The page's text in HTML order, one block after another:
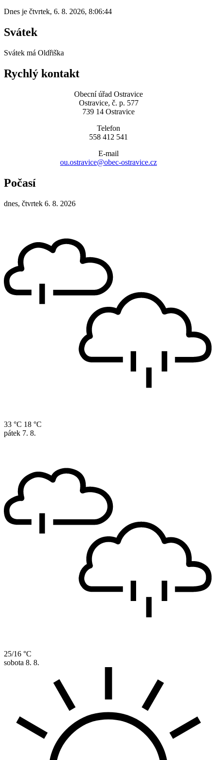
Dnes je čtvrtek, 6. 8. 2026, 8:06:44
Svátek
Svátek má Oldřiška
Rychlý kontakt
Obecní úřad Ostravice
Ostravice, č. p. 577
739 14 Ostravice
Telefon
558 412 541
E-mail
ou.ostravice@obec-ostravice.cz
Počasí
dnes, čtvrtek 6. 8. 2026
33 °C 18 °C
pátek 7. 8.
25/16 °C
sobota 8. 8.